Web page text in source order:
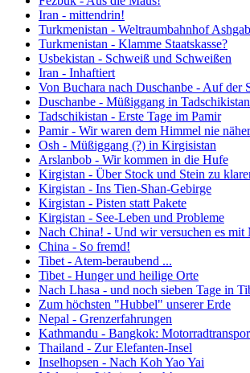
Iran - mittendrin!
Turkmenistan - Weltraumbahnhof
Turkmenistan - Klamme Staatskasse?
Usbekistan - Schweiß und Schweißen
Iran - Inhaftiert
Von Buchara nach Duschanbe - Auf der
Duschanbe - Müßiggang in Tadschikistan
Tadschikistan - Erste Tage im Pamir
Pamir - Wir waren dem Himmel nie näher
Osh - Müßiggang (?) in Kirgisistan
Arslanbob - Wir kommen in die Hufe
Kirgistan - Über Stock und Stein zu
Kirgistan - Ins Tien-Shan-Gebirge
Kirgistan - Pisten statt Pakete
Kirgistan - See-Leben und Probleme
Nach China! - Und wir versuchen es mit
China - So fremd!
Tibet - Atem-beraubend ...
Tibet - Hunger und heilige Orte
Nach Lhasa - und noch sieben Tage in
Zum höchsten "Hubbel" unserer Erde
Nepal - Grenzerfahrungen
Kathmandu - Bangkok:
Thailand - Zur Elefanten-Insel
Inselhopsen - Nach Koh Yao Yai